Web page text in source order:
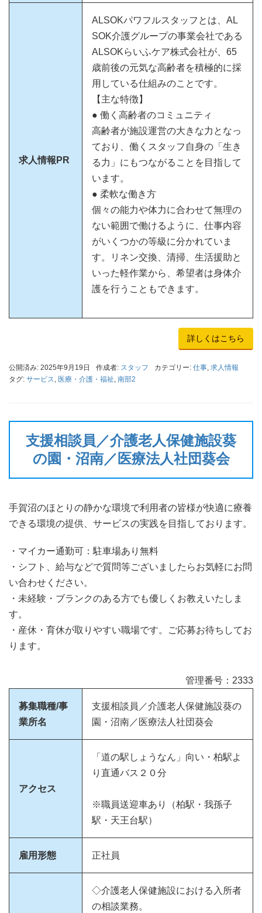
求人情報PR
ALSOKパワフルスタッフとは、AL
SOK介護グループの事業会社である
ALSOKらいふケア株式会社が、65
歳前後の元気な高齢者を積極的に採
用している仕組みのことです。
【主な特徴】
● 働く高齢者のコミュニティ
高齢者が施設運営の大きな力となっ
ており、働くスタッフ自身の「生き
る力」にもつながることを目指して
います。
● 柔軟な働き方
個々の能力や体力に合わせて無理の
ない範囲で働けるように、仕事内容
がいくつかの等級に分かれていま
す。リネン交換、清掃、生活援助と
いった軽作業から、希望者は身体介
護を行うこともできます。
詳しくはこちら
公開済み: 2025年9月19日 作成者: スタッフ カテゴリー: 仕事 求人情報
タグ: サービス 医療・介護・福祉 南部2
支援相談員／介護老人保健施設葵
の園・沼南／医療法人社団葵会
手賀沼のほとりの静かな環境で利用者の皆様が快適に療養
できる環境の提供、サービスの実践を目指しております。
・マイカー通勤可：駐車場あり無料
・シフト、給与などで質問等ございましたらお気軽にお問
い合わせください。
・未経験・ブランクのある方でも優しくお教えいたしま
す。
・産休・育休が取りやすい職場です。ご応募お待ちしてお
ります。
管理番号：2333
募集職種/事
業所名
支援相談員／介護老人保健施設葵の
園・沼南／医療法人社団葵会
アクセス
「道の駅しょうなん」向い・柏駅よ
り直通バス２０分
※職員送迎車あり（柏駅・我孫子
駅・天王台駅）
雇用形態 正社員
◇介護老人保健施設における入所者
の相談業務。